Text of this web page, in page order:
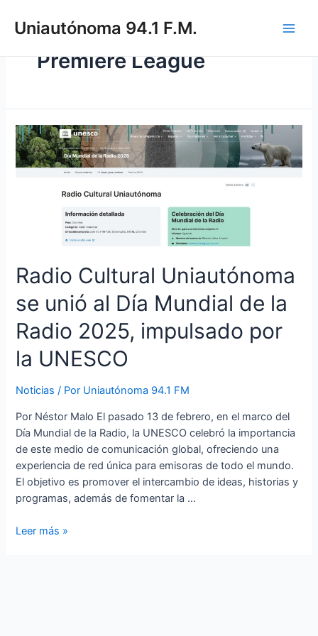
Uniautónoma 94.1 F.M.
Premiere League
Radio Cultural Uniautónoma
se unió al Día Mundial de la
Radio 2025, impulsado por
la UNESCO
Noticias / Por Uniautónoma 94.1 FM
Por Néstor Malo El pasado 13 de febrero, en el marco del
Día Mundial de la Radio, la UNESCO celebró la importancia
de este medio de comunicación global, ofreciendo una
experiencia de red única para emisoras de todo el mundo.
El objetivo es promover el intercambio de ideas, historias y
programas, además de fomentar la …
Leer más »